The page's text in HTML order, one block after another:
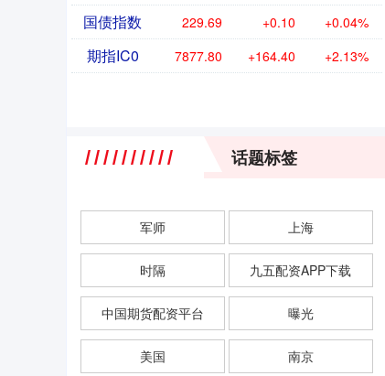
国债指数 229.69 +0.10 +0.04%
期指IC0 7877.80 +164.40 +2.13%
话题标签
军师 上海
时隔 九五配资APP下载
中国期货配资平台 曝光
美国 南京